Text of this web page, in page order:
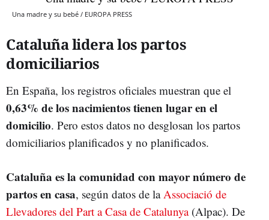
Una madre y su bebé / EUROPA PRESS
Cataluña lidera los partos
domiciliarios
En España, los registros oficiales muestran que el
0,63% de los nacimientos tienen lugar en el
domicilio. Pero estos datos no desglosan los partos
domiciliarios planificados y no planificados.
Cataluña es la comunidad con mayor número de
partos en casa, según datos de laAssociació de
Llevadores del Part a Casa de Catalunya(Alpac). De